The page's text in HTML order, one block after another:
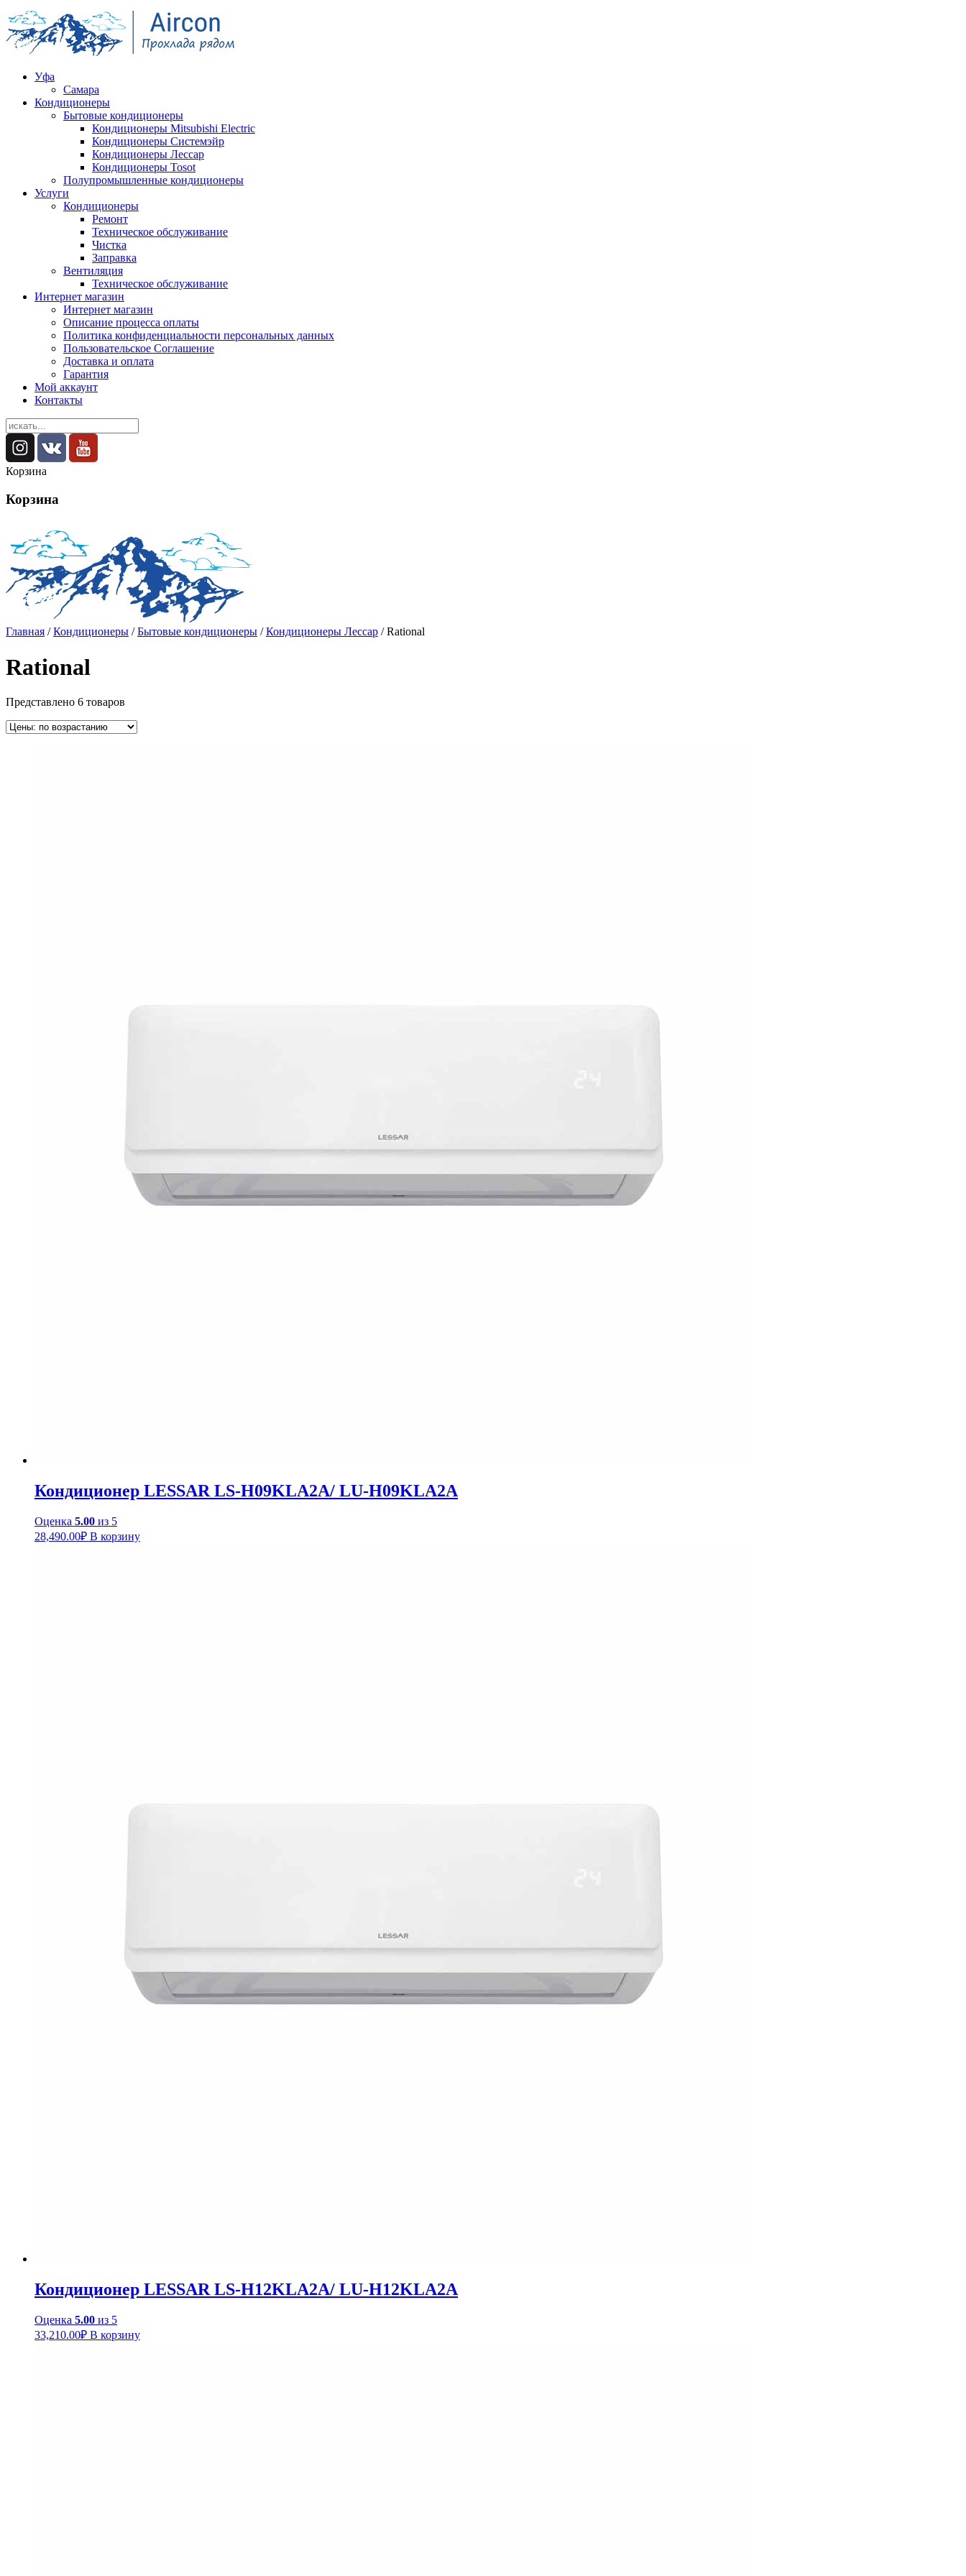
Уфа
Самара
Кондиционеры
Бытовые кондиционеры
Кондиционеры Mitsubishi Electric
Кондиционеры Системэйр
Кондиционеры Лессар
Кондиционеры Tosot
Полупромышленные кондиционеры
Услуги
Кондиционеры
Ремонт
Техническое обслуживание
Чистка
Заправка
Вентиляция
Техническое обслуживание
Интернет магазин
Интернет магазин
Описание процесса оплаты
Политика конфиденциальности персональных данных
Пользовательское Соглашение
Доставка и оплата
Гарантия
Мой аккаунт
Контакты
Корзина
Корзина
Главная /Кондиционеры /Бытовые кондиционеры /Кондиционеры Лессар / Rational
Rational
Представлено 6 товаров
Кондиционер LESSAR LS-H09KLA2A/ LU-H09KLA2A
Оценка 5.00 из 5
28,490.00₽ В корзину
Кондиционер LESSAR LS-H12KLA2A/ LU-H12KLA2A
Оценка 5.00 из 5
33,210.00₽ В корзину